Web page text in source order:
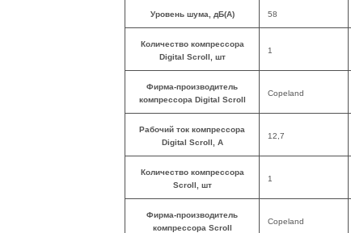
Уровень шума, дБ(А) 58
Количество компрессора
Digital Scroll, шт
1
Фирма-производитель
компрессора Digital Scroll
Copeland
Рабочий ток компрессора
Digital Scroll, A
12,7
Количество компрессора
Scroll, шт
1
Фирма-производитель
компрессора Scroll
Copeland